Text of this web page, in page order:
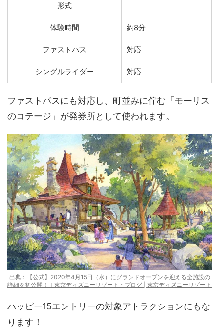
形式
体験時間 約8分
ファストパス 対応
シングルライダー 対応
ファストパスにも対応し、町並みに佇む「モーリス
のコテージ」が発券所として使われます。
出典：
【公式】2020年4月15日（水）にグランドオープンを迎える全施設の
詳細を初公開！｜東京ディズニーリゾート・ブログ | 東京ディズニーリゾート
ハッピー15エントリーの対象アトラクションにもな
ります！